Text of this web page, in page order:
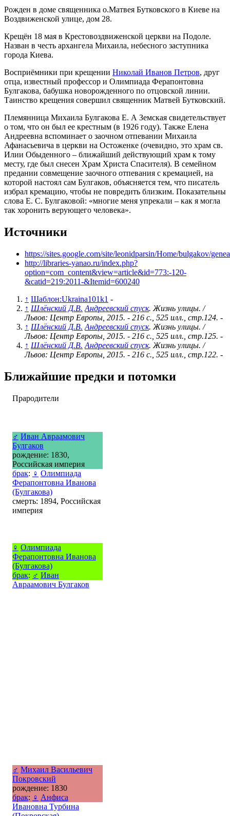
Рожден в доме священника о.Матвея Бутковского в Киеве на
Воздвиженской улице, дом 28.
Крещён 18 мая в Крестовоздвиженской церкви на Подоле.
Назван в честь архангела Михаила, небесного заступника
города Киева.
Восприёмники при крещении Николай Иванов Петров, друг
отца, известный профессор и Олимпиада Ферапонтовна
Булгакова, бабушка новорожденного по отцовской линии.
Таинство крещения совершил священник Матвей Бутковский.
Племянница Михаила Булгакова Е. А Земская свидетельствует
о том, что он был ее крестным (в 1926 году). Также Елена
Андреевна вспоминает о заочном отпевании Михаила
Афанасьевича в церкви на Остоженке (очевидно, это храм св.
Илии Обыденного – ближайший действующий храм к тому
месту, где был снесен Храм Христа Спасителя). В семейном
предании совмещение заочного отпевания с кремацией, на
которой настоял сам Булгаков, объясняется тем, что писатель
избрал кремацию, чтобы не повредить близким. Показательны
слова Е. С. Булгаковой: «многие меня упрекали – как я могла
так хоронить верующего человека».
Источники
https://sites.google.com/site/leonidparsin/Home/bulgakov/
http://libraries-yanao.ru/index.php?
option=com_content&view=article&id=773:-120-
&catid=219:2011-&Itemid=600240
↑ Шаблон:Ukraina101k1 -
↑ Шлёнский Д.В. Андреевский спуск. Жизнь улицы. /
Львов: Центр Европы, 2015. - 216 с., 525 илл., стр.124. -
↑ Шлёнский Д.В. Андреевский спуск. Жизнь улицы. /
Львов: Центр Европы, 2015. - 216 с., 525 илл., стр.125. -
↑ Шлёнский Д.В. Андреевский спуск. Жизнь улицы. /
Львов: Центр Европы, 2015. - 216 с., 525 илл., стр.122. -
Ближайшие предки и потомки
Прародители
♂ Иван Авраамович
Булгаков
рождение: 1830,
Российская империя
брак: ♀ Олимпиада
Ферапонтовна Иванова
(Булгакова)
смерть: 1894, Российская
империя
♀ Олимпиада
Ферапонтовна Иванова
(Булгакова)
брак: ♂ Иван
Авраамович Булгаков
♂ Михаил Васильевич
Покровский
рождение: 1830
брак: ♀ Анфиса
Ивановна Турбина